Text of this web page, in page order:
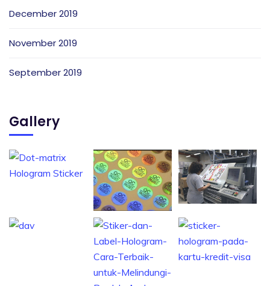
December 2019
November 2019
September 2019
Gallery